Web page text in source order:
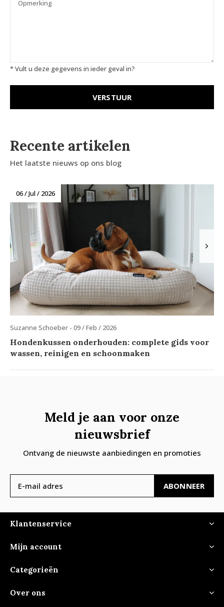
* Vult u deze gegevens in ieder geval in?
VERSTUUR
Recente artikelen
Het laatste nieuws op ons blog
06 / Jul / 2026
Suzanne Schoeber - 09 / Feb / 2026
Hondenkussen onderhouden: complete gids voor
wassen, reinigen en schoonmaken
Meld je aan voor onze
nieuwsbrief
Ontvang de nieuwste aanbiedingen en promoties
ABONNEER
Klantenservice
Mijn account
Categorieën
Over ons